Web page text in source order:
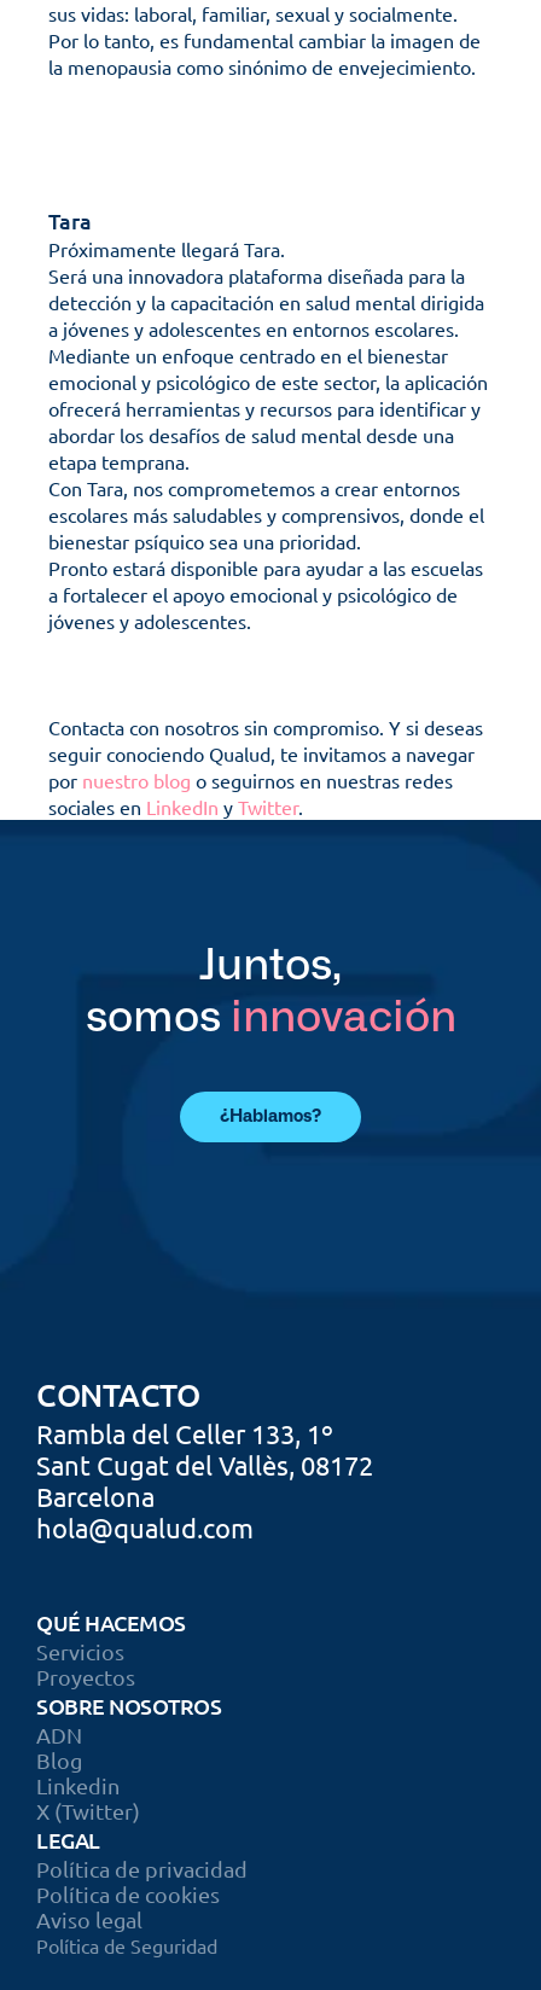
sus vidas: laboral, familiar, sexual y socialmente.
Por lo tanto, es fundamental cambiar la imagen de
la menopausia como sinónimo de envejecimiento.
Tara
Próximamente llegará Tara.
Será una innovadora plataforma diseñada para la
detección y la capacitación en salud mental dirigida
a jóvenes y adolescentes en entornos escolares.
Mediante un enfoque centrado en el bienestar
emocional y psicológico de este sector, la aplicación
ofrecerá herramientas y recursos para identificar y
abordar los desafíos de salud mental desde una
etapa temprana.
Con Tara, nos comprometemos a crear entornos
escolares más saludables y comprensivos, donde el
bienestar psíquico sea una prioridad.
Pronto estará disponible para ayudar a las escuelas
a fortalecer el apoyo emocional y psicológico de
jóvenes y adolescentes.
Contacta con nosotros sin compromiso. Y si deseas
seguir conociendo Qualud, te invitamos a navegar
por nuestro blog o seguirnos en nuestras redes
sociales en LinkedIn y Twitter.
Juntos,
somos innovación
¿Hablamos?
CONTACTO
Rambla del Celler 133, 1º
Sant Cugat del Vallès, 08172
Barcelona
hola@qualud.com
QUÉ HACEMOS
Servicios
Proyectos
SOBRE NOSOTROS
ADN
Blog
Linkedin
X (Twitter)
LEGAL
Política de privacidad
Política de cookies
Aviso legal
Política de Seguridad